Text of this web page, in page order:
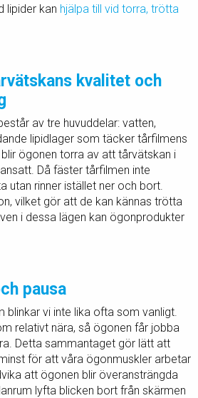
lipider kan hjälpa till vid torra, trötta
kvalitet och
av tre huvuddelar: vatten,
lipidlager som täcker tårfilmens
ögonen torra av att tårvätskan i
Då fäster tårfilmen inte
utan rinner istället ner och bort.
vilket gör att de kan kännas trötta
i dessa lägen kan ögonprodukter
pausa
blinkar vi inte lika ofta som vanligt.
relativt nära, så ögonen får jobba
Detta sammantaget gör lätt att
för att våra ögonmuskler arbetar
att ögonen blir överansträngda
lyfta blicken bort från skärmen